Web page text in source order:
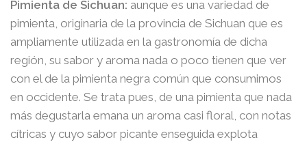
Pimienta de Sichuan: aunque es una variedad de
pimienta, originaria de la provincia de Sichuan que es
ampliamente utilizada en la gastronomía de dicha
región, su sabor y aroma nada o poco tienen que ver
con el de la pimienta negra común que consumimos
en occidente. Se trata pues, de una pimienta que nada
más degustarla emana un aroma casi floral, con notas
cítricas y cuyo sabor picante enseguida explota